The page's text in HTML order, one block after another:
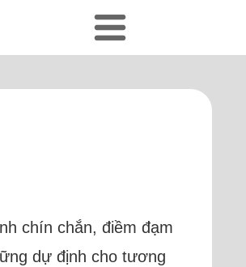
chín chắn, điềm đạm
dự định cho tương